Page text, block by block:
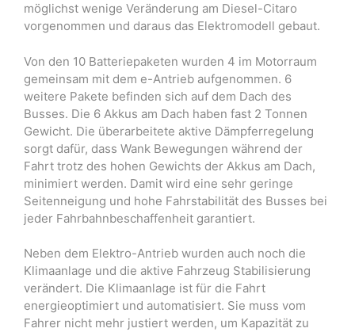
möglichst wenige Veränderung am Diesel-Citaro
vorgenommen und daraus das Elektromodell gebaut.
Von den 10 Batteriepaketen wurden 4 im Motorraum
gemeinsam mit dem e-Antrieb aufgenommen. 6
weitere Pakete befinden sich auf dem Dach des
Busses. Die 6 Akkus am Dach haben fast 2 Tonnen
Gewicht. Die überarbeitete aktive Dämpferregelung
sorgt dafür, dass Wank Bewegungen während der
Fahrt trotz des hohen Gewichts der Akkus am Dach,
minimiert werden. Damit wird eine sehr geringe
Seitenneigung und hohe Fahrstabilität des Busses bei
jeder Fahrbahnbeschaffenheit garantiert.
Neben dem Elektro-Antrieb wurden auch noch die
Klimaanlage und die aktive Fahrzeug Stabilisierung
verändert. Die Klimaanlage ist für die Fahrt
energieoptimiert und automatisiert. Sie muss vom
Fahrer nicht mehr justiert werden, um Kapazität zu